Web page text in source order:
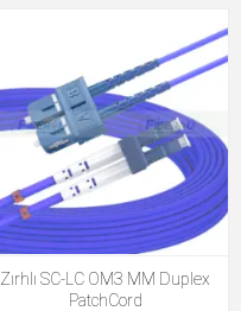
Zırhlı SC-LC OM3 MM Duplex
PatchCord